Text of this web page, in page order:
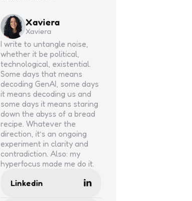
Xaviera
Xaviera
I write to untangle noise,
whether it be political,
technological, existential.
Some days that means
decoding GenAI, some days
it means decoding us and
some days it means staring
down the abyss of a bread
recipe. Whatever the
direction, it’s an ongoing
experiment in clarity and
contradiction. Also: my
hyperfocus made me do it.
Linkedin